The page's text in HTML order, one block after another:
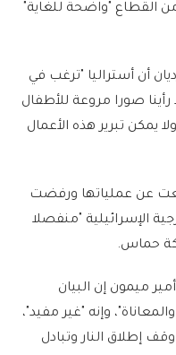
من القطاع "واضحة للغاية"
أن أستراليا "ترغب في
صورا مروعة للأطفال
يمكن تبرير هذه الأعمال
عن عملياتها ورفضت
الإسرائيلية "منفصلا
حماس.
ميمون إن البيان
وإنه "غير مفيد"،
إطلاق النار وتبادل